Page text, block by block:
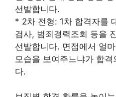
선발합니다.
* 2차 전형: 1차 합격자를
검사, 범죄경력조회 등을
선발합니다. 면접에서 얼
모습을 보여주느냐가 합
다.